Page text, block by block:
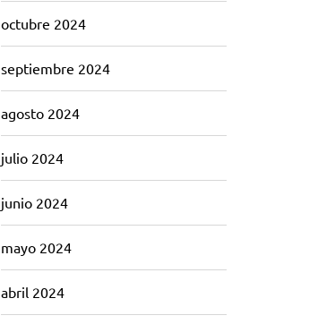
octubre 2024
septiembre 2024
agosto 2024
julio 2024
junio 2024
mayo 2024
abril 2024